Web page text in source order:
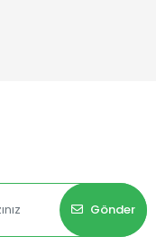
Gönder